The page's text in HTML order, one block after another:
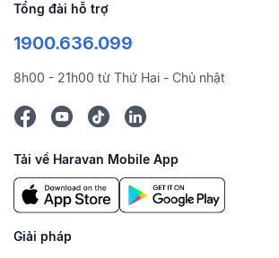
Tổng đài hỗ trợ
1900.636.099
8h00 - 21h00 từ Thứ Hai - Chủ nhật
Tải về Haravan Mobile App
Giải pháp